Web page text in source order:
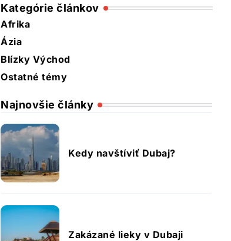
Kategórie článkov
Afrika
Ázia
Blízky Východ
Ostatné témy
Najnovšie články
Kedy navštíviť Dubaj?
Zakázané lieky v Dubaji